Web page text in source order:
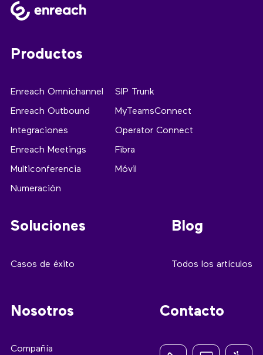
Productos
Enreach Omnichannel
Enreach Outbound
Integraciones
Enreach Meetings
Multiconferencia
Numeración
SIP Trunk
MyTeamsConnect
Operator Connect
Fibra
Móvil
Soluciones
Casos de éxito
Blog
Todos los artículos
Nosotros
Compañía
Contacto